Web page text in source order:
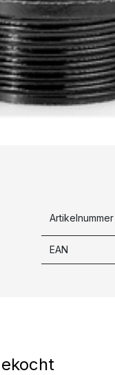
Artikelnummer
EAN